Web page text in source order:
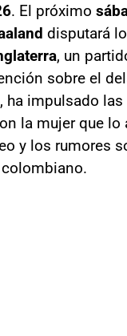
. El próximo
disputará
, un
sobre el
impulsado las
la mujer que lo
y los rumores